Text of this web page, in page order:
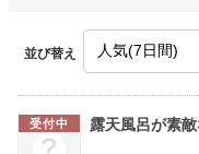
並び替え
受付中 露天風呂が素